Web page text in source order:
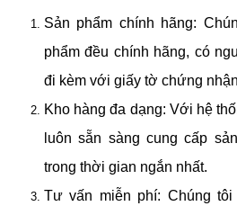
Sản phẩm chính hãng:
phẩm đều chính hãng, có
đi kèm với giấy tờ chứng
Kho hàng đa dạng: Với hệ
luôn sẵn sàng cung cấp
trong thời gian ngắn nhất.
Tư vấn miễn phí: Chúng